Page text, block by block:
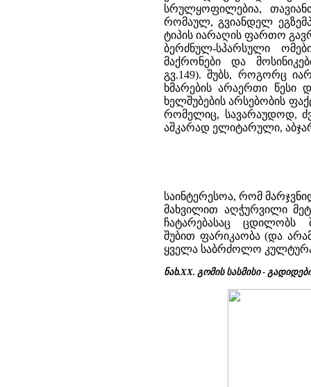
სრულყოფილებია,
რომაულ, გვიანდელ
ტიპის იარაღის ფართო
ბერძნულ-სპარსული
მაქრონები და
გვ.149). შუბს, როგორც
ხმარების არაერთი წესი
ხელშუბების არსებობის
რომელიც, სავარაუდოდ,
აშკარად ელიტარული,
საინტერესოა, რომ
მახვილით აღჭურვილი
ჩატარებასაც ცდილობს
შუბით ფარიკაობა (და
ყველა საბრძოლო
ნახ.ХХ. გომის სასმისი -